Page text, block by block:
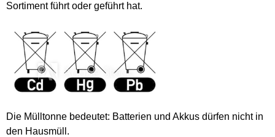
Sortiment führt oder geführt hat.
Die Mülltonne bedeutet: Batterien und Akkus dürfen nicht in
den Hausmüll.